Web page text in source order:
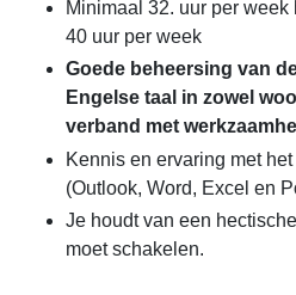
Minimaal 32. uur per
40 uur per week
Goede beheersing van
Engelse taal in zowel
verband met
Kennis en ervaring met
(Outlook, Word, Excel en
Je houdt van een
moet schakelen.